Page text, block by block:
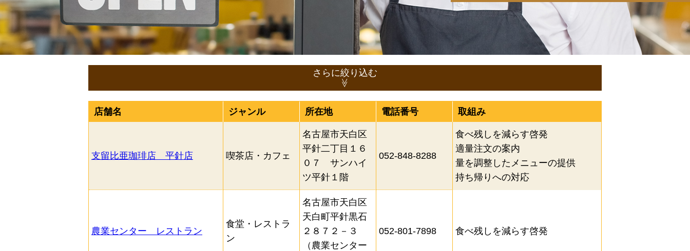
さらに絞り込む
焼肉・鉄板焼き
イタリアン・フレンチ
ラーメン
アジア・エスニック
食堂・レストラン
ファミリーレストラン
ファーストフード
喫茶店・カフェ
店舗名 ジャンル 所在地 電話番号 取組み
支留比亜珈琲店 平針店 喫茶店・カフェ
名古屋市天白区
平針二丁目１６
０７ サンハイ
ツ平針１階
052-848-8288
食べ残しを減らす啓発
適量注文の案内
量を調整したメニューの提供
持ち帰りへの対応
農業センター レストラン
食堂・レストラ
ン
名古屋市天白区
天白町平針黒石
２８７２－３
（農業センター
052-801-7898 食べ残しを減らす啓発